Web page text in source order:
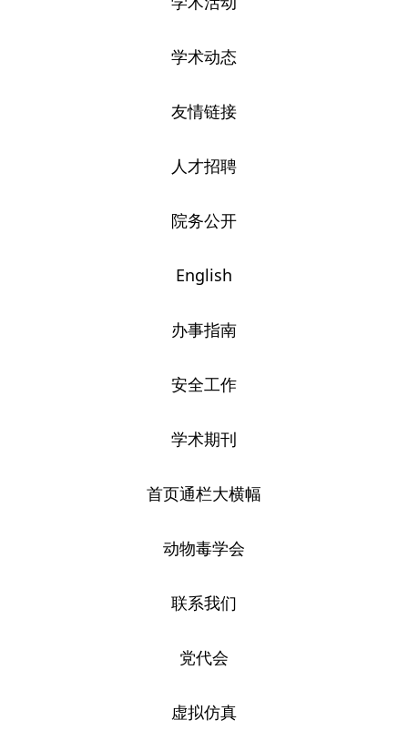
学术动态
友情链接
人才招聘
院务公开
English
办事指南
安全工作
学术期刊
首页通栏大横幅
动物毒学会
联系我们
党代会
虚拟仿真